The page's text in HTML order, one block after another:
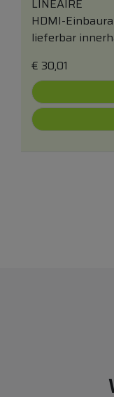
LINEAIRE
HDMI-
lieferbar
€ 30,01